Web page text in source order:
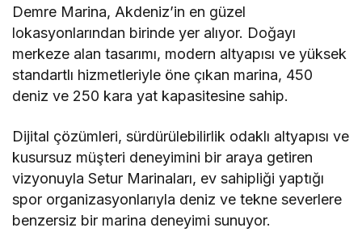
Demre Marina, Akdeniz’in en güzel
lokasyonlarından birinde yer alıyor. Doğayı
merkeze alan tasarımı, modern altyapısı ve yüksek
standartlı hizmetleriyle öne çıkan marina, 450
deniz ve 250 kara yat kapasitesine sahip.
Dijital çözümleri, sürdürülebilirlik odaklı altyapısı ve
kusursuz müşteri deneyimini bir araya getiren
vizyonuyla Setur Marinaları, ev sahipliği yaptığı
spor organizasyonlarıyla deniz ve tekne severlere
benzersiz bir marina deneyimi sunuyor.